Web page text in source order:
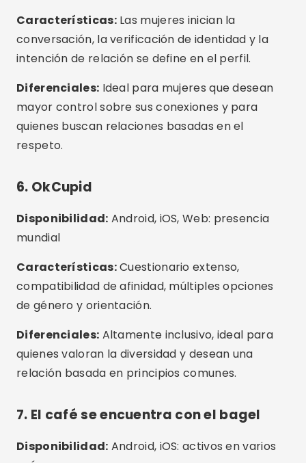
6. OkCupid
Disponibilidad: Android, iOS, Web: presencia
mundial
Características:Cuestionario extenso,
compatibilidad de afinidad, múltiples opciones
de género y orientación.
quienes valoran la diversidad y desean una
7. El café se encuentra con el bagel
Disponibilidad:Android, iOS: activos en varios
países
en el perfil, como límite y enfoque en la calidad
sobre la cantidad.
serias, evitando la adicción a “deslizar” y